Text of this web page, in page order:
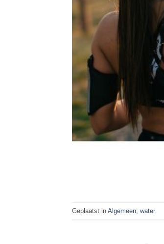
Geplaatst in Algemeen water